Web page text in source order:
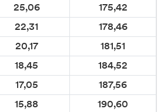
25,06
175,42
22,31
178,46
20,17
181,51
18,45
184,52
17,05
187,56
15,88 190,60